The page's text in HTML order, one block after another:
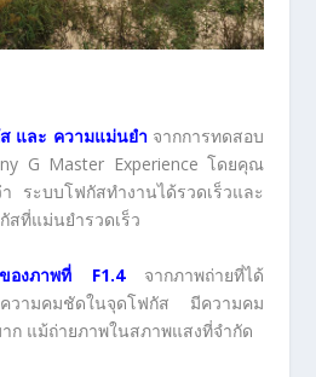
และ ความแม่นยำ จากการทดสอบ
G Master Experience โดยคุณ
ะบบโฟกัสทำงานได้รวดเร็วและ
สที่แม่นยำรวดเร็ว
องภาพที่ F1.4จากภาพถ่ายที่ได้
ความคมชัดในจุดโฟกัส มีความคม
ก แม้ถ่ายภาพในสภาพแสงที่จำกัด